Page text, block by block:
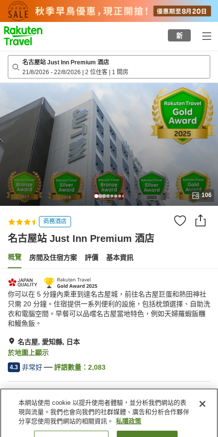
to
top
page
新
名古屋站 Just Inn Premium 酒店
21/8/2026 - 22/8/2026 | 2 位住客 | 1 間房
106
商務酒店
名古屋站 Just Inn Premium 酒店
概覽 房間及住宿方案 評價 基本資訊
你可以在 5 分鐘內乘車到達名古屋城，前往名古屋巨蛋和熱田神社
只需 20 分鐘。住宿提供一系列便利的設施，包括枕頭選擇、自助洗
衣和電腦空間。早餐可以品嚐名古屋當地特色，例如天婦羅蝦飯糰
和鰻魚飯。
名古屋, 愛知縣, 日本
於地圖上顯示
4.3 非常好 評語數量： 2,083
停車場
水療/美容院
餐廳
自動販賣機
本網站使用 cookie 以提升使用者體驗，並分析我們網站的表
現與流量。我們也會向我們的社群媒體、廣告和分析合作夥伴
分享您使用我們網站的相關資訊。
私隱政策